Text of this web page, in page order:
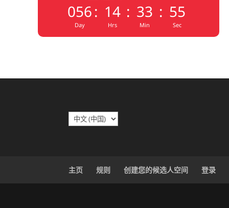
056
Day
: 14
Hrs
: 33
Min
: 54
Sec
选
择
主页
规则 创建您的候选人空间 登录